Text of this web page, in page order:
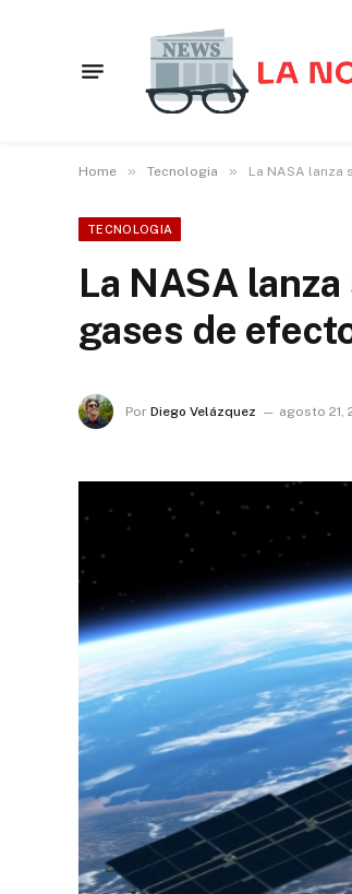
Home » Tecnologia » La NASA
TECNOLOGIA
La NASA
gases de
Por Diego Velázquez agosto 21,